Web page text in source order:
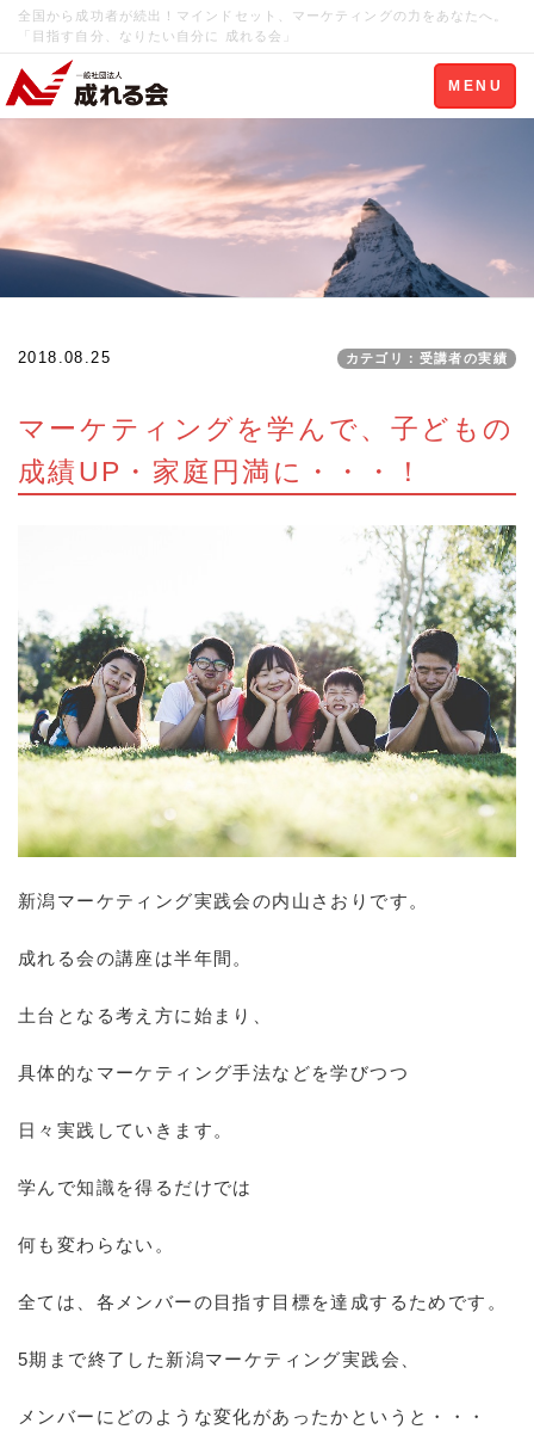
全国から成功者が続出！マインドセット、マーケティングの力をあなたへ。
「目指す自分、なりたい自分に 成れる会」
Toggle
navigation
MENU
2018.08.25 カテゴリ：受講者の実績
マーケティングを学んで、子どもの
成績UP・家庭円満に・・・！
新潟マーケティング実践会の内山さおりです。
成れる会の講座は半年間。
土台となる考え方に始まり、
具体的なマーケティング手法などを学びつつ
日々実践していきます。
学んで知識を得るだけでは
何も変わらない。
全ては、各メンバーの目指す目標を達成するためです。
5期まで終了した新潟マーケティング実践会、
メンバーにどのような変化があったかというと・・・